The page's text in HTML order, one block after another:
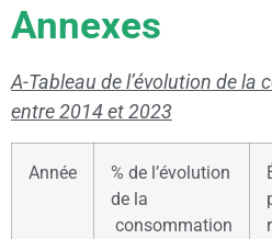
Annexes
A-Tableau de l’évolution de la
entre 2014 et 2023
Année
% de l’évolution
de la
consommation